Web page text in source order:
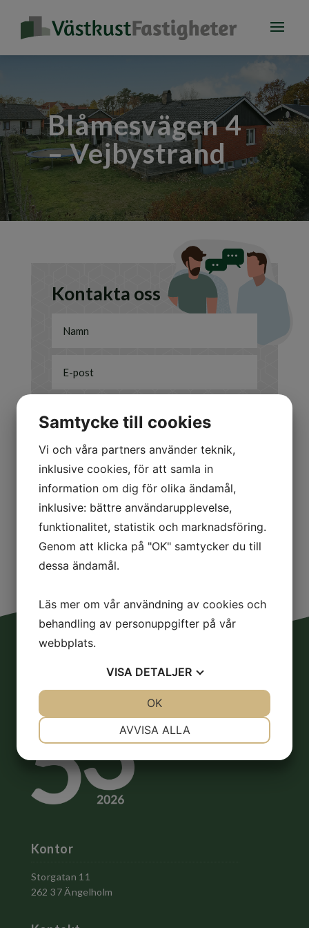
Blåmesvägen 4
– Vejbystrand
Kontakta oss
Jag är intresserad av
Att sälja
Att köpa
Annat/Övrigt
4 + 4= Skicka
Kontor
Storgatan 11
262 37 Ängelholm
Samtycke till cookies
Vi och våra partners använder teknik,
inklusive cookies, för att samla in
information om dig för olika ändamål,
inklusive: bättre användarupplevelse,
funktionalitet, statistik och marknadsföring.
Genom att klicka på "OK" samtycker du till
dessa ändamål.
Läs mer om vår användning av cookies och
behandling av personuppgifter på vår
webbplats.
VISA DETALJER
MARKNADSFÖRING
AVVISA ALLA
OK